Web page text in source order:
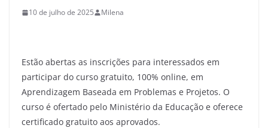
10 de julho de 2025 Milena
Estão abertas as inscrições para interessados em
participar do curso gratuito, 100% online, em
Aprendizagem Baseada em Problemas e Projetos. O
curso é ofertado pelo Ministério da Educação e oferece
certificado gratuito aos aprovados.